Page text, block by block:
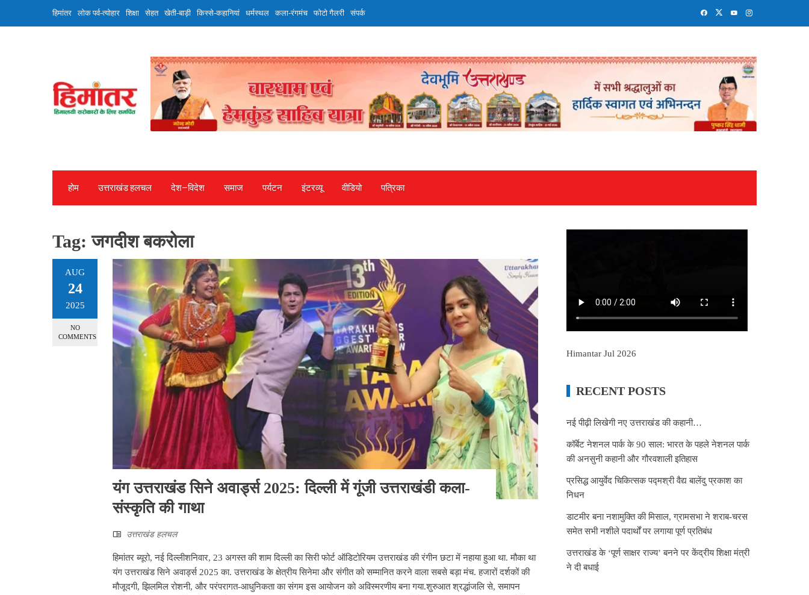
हिमांतर लोक पर्व-त्योहार शिक्षा सेहत खेती-बाड़ी किस्से-कहानियां धर्मस्थल कला-रंगमंच फोटो गैलरी संपर्क
होम उत्तराखंड हलचल देश—विदेश समाज पर्यटन इंटरव्‍यू वीडियो पत्रिका
Tag:जगदीश बकरोला
AUG
24
2025
NO
COMMENTS
यंग उत्तराखंड सिने अवार्ड्स 2025: दिल्ली में गूंजी उत्तराखंडी कला-
संस्कृति की गाथा
उत्तराखंड हलचल
हिमांतर ब्यूरो, नई दिल्लीशनिवार, 23 अगस्त की शाम दिल्ली का सिरी फोर्ट ऑडिटोरियम उत्तराखंड की रंगीन छटा में नहाया हुआ था. मौका था
यंग उत्तराखंड सिने अवार्ड्स 2025 का. उत्तराखंड के क्षेत्रीय सिनेमा और संगीत को सम्मानित करने वाला सबसे बड़ा मंच. हजारों दर्शकों की
मौजूदगी, झिलमिल रोशनी, और परंपरागत-आधुनिकता का संगम इस आयोजन को अविस्मरणीय बना गया.शुरुआत श्रद्धांजलि से, समापन
Himantar Jul 2026
RECENT POSTS
नई पीढ़ी लिखेगी नए उत्तराखंड की कहानी…
कॉर्बेट नेशनल पार्क के 90 साल: भारत के पहले नेशनल पार्क
की अनसुनी कहानी और गौरवशाली इतिहास
प्रसिद्ध आयुर्वेद चिकित्सक पद्मश्री वैद्य बालेंदु प्रकाश का
निधन
डाटमीर बना नशामुक्ति की मिसाल, ग्रामसभा ने शराब-चरस
समेत सभी नशीले पदार्थों पर लगाया पूर्ण प्रतिबंध
उत्तराखंड के ‘पूर्ण साक्षर राज्य’ बनने पर केंद्रीय शिक्षा मंत्री
ने दी बधाई